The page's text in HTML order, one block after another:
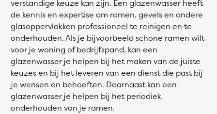
verstandige keuze kan zijn. Een glazenwasser heeft
de kennis en expertise om ramen, gevels en andere
glasoppervlakken professioneel te reinigen en te
onderhouden. Als je bijvoorbeeld schone ramen wilt
voor je woning of bedrijfspand, kan een
glazenwasser je helpen bij het maken van de juiste
keuzes en bij het leveren van een dienst die past bij
je wensen en behoeften. Daarnaast kan een
glazenwasser je helpen bij het periodiek
onderhouden van je ramen.